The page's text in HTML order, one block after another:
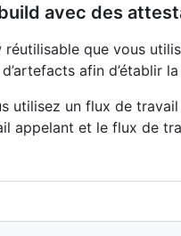
avec des
réutilisable que vous
afin d’établir
utilisez un flux de
appelant et le flux de